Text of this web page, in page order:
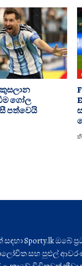
ගෝල
පත්වෙයි
සඳහා Sporty.lk
සහ පුළුල්